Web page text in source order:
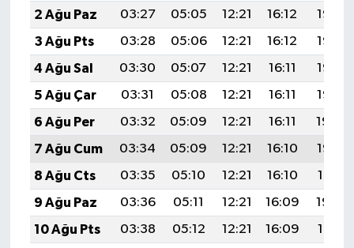
2 Ağu Paz
03:27 05:05 12:21 16:12
19:28
3 Ağu Pts
03:28 05:06 12:21 16:12
19:27
4 Ağu Sal
03:30 05:07 12:21 16:11
19:26
5 Ağu Çar
03:31 05:08 12:21 16:11
19:25
6 Ağu Per
03:32 05:09 12:21 16:11
19:24
7 Ağu Cum
03:34 05:09 12:21 16:10
19:22
8 Ağu Cts
03:35 05:10 12:21 16:10
19:21
9 Ağu Paz
03:36 05:11 12:21 16:09
19:20
10 Ağu Pts
03:38 05:12 12:21 16:09
19:19